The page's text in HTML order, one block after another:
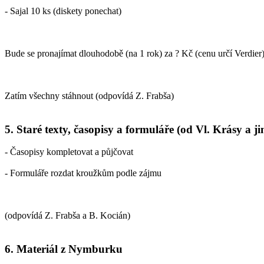
- Sajal 10 ks (diskety ponechat)
Bude se pronajímat dlouhodobě (na 1 rok) za ? Kč (cenu určí Verdier)
Zatím všechny stáhnout (odpovídá Z. Frabša)
5. Staré texty, časopisy a formuláře (od Vl. Krásy a
- Časopisy kompletovat a půjčovat
- Formuláře rozdat kroužkům podle zájmu
(odpovídá Z. Frabša a B. Kocián)
6. Materiál z Nymburku